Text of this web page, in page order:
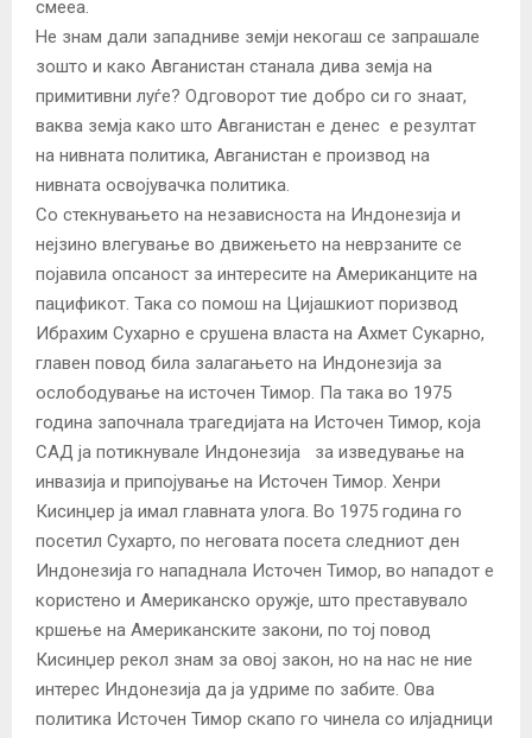
смееа.
Не знам дали западниве земји некогаш се запрашале
зошто и како Авганистан станала дива земја на
примитивни луѓе? Одговорот тие добро си го знаат,
ваква земја како што Авганистан е денес е резултат
на нивната политика, Авганистан е производ на
нивната освојувачка политика.
Со стекнувањето на независноста на Индонезија и
нејзино влегување во движењето на неврзаните се
појавила опсаност за интересите на Американците на
пацификот. Така со помош на Цијашкиот поризвод
Ибрахим Сухарно е срушена власта на Ахмет Сукарно,
главен повод била залагањето на Индонезија за
ослободување на источен Тимор. Па така во 1975
година започнала трагедијата на Источен Тимор, која
САД ја потикнувале Индонезија за изведување на
инвазија и припојување на Источен Тимор. Хенри
Кисинџер ја имал главната улога. Во 1975 година го
посетил Сухарто, по неговата посета следниот ден
Индонезија го нападнала Источен Тимор, во нападот е
користено и Американско оружје, што преставувало
кршење на Американските закони, по тој повод
Кисинџер рекол знам за овој закон, но на нас не ние
интерес Индонезија да ја удриме по забите. Ова
политика Источен Тимор скапо го чинела со илјадници